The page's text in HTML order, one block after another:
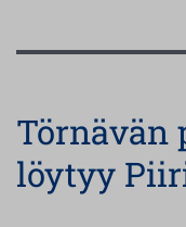
Törnävän
löytyy